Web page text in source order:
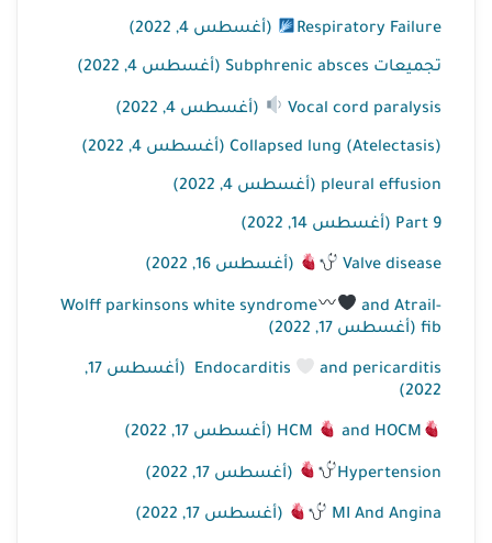
Respiratory Failure (أغسطس 4, 2022)
تجميعات Subphrenic absces (أغسطس 4, 2022)
Vocal cord paralysis (أغسطس 4, 2022)
Collapsed lung (Atelectasis) (أغسطس 4, 2022)
pleural effusion (أغسطس 4, 2022)
Part 9 (أغسطس 14, 2022)
Valve disease ​​ (أغسطس 16, 2022)
Wolff parkinsons white syndrome
and Atrail-
fib (أغسطس 17, 2022)
Endocarditis
and pericarditis ​​ (أغسطس 17,
2022)
HCM and HOCM​ (أغسطس 17, 2022)
Hypertension​​​ (أغسطس 17, 2022)
MI And Angina (أغسطس 17, 2022)